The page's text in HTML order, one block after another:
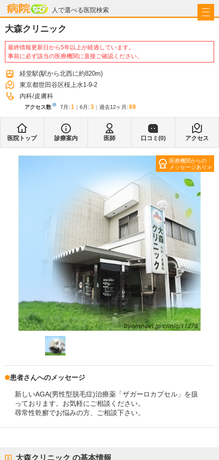
人で選べる医院検索
病院なび
大森クリニック
最終情報更新日から5年以上が経過しています。
事前に必ず該当の医療機関に直接ご確認ください。
経堂駅(駅から北西に約820m)
東京都世田谷区桜上水1-9-2
内科 皮膚科
アクセス数※ 7月 : 1 6月 : 3 過去12ヶ月: 69
医院トップ 診療案内 医師 口コミ(0) アクセス
医療機関からの
メッセージあり
患者さんへのメッセージ
新しいAGA(男性型脱毛症)治療薬「ザガーロカプセル」を扱
っております。お気軽にご相談ください。
尋常性乾癬でお悩みの方、ご相談下さい。
大森クリニック の基本情報